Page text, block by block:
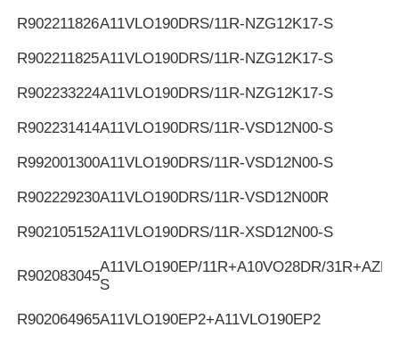
R902211826A11VLO190DRS/11R-NZG12K17-S
R902211825A11VLO190DRS/11R-NZG12K17-S
R902233224A11VLO190DRS/11R-NZG12K17-S
R902231414A11VLO190DRS/11R-VSD12N00-S
R992001300A11VLO190DRS/11R-VSD12N00-S
R902229230A11VLO190DRS/11R-VSD12N00R
R902105152A11VLO190DRS/11R-XSD12N00-S
R902083045
A11VLO190EP/11R+A10VO28DR/
S
R902064965A11VLO190EP2+A11VLO190EP2